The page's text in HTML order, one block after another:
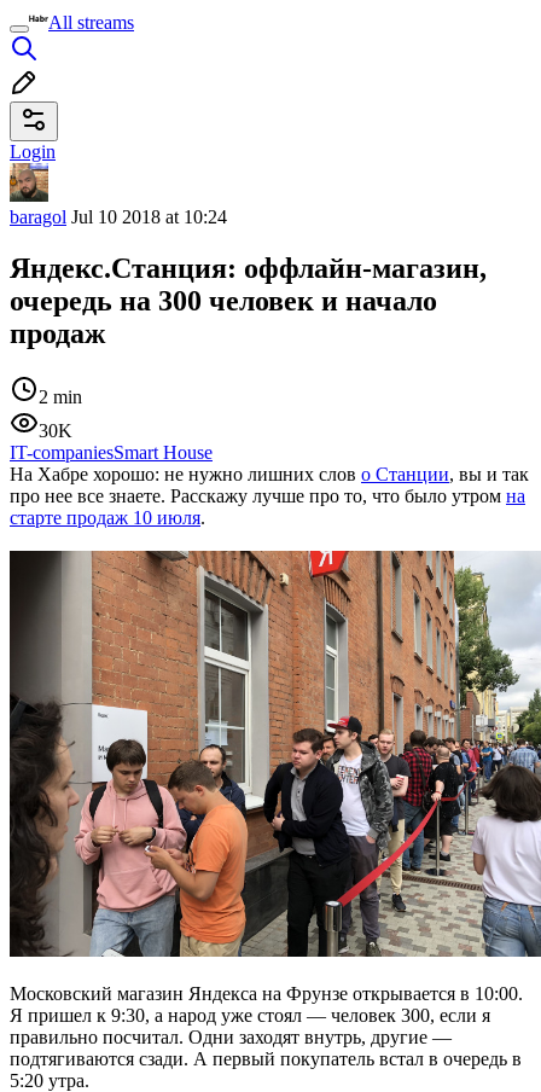
All streams
Login
baragol Jul 10 2018 at 10:24
Яндекс.Станция: оффлайн-магазин,
очередь на 300 человек и начало
продаж
2 min
30K
IT-companiesSmart House
На Хабре хорошо: не нужно лишних слов о Станции, вы и так
про нее все знаете. Расскажу лучше про то, что было утром на
старте продаж 10 июля.
Московский магазин Яндекса на Фрунзе открывается в 10:00.
Я пришел к 9:30, а народ уже стоял — человек 300, если я
правильно посчитал. Одни заходят внутрь, другие —
подтягиваются сзади. А первый покупатель встал в очередь в
5:20 утра.